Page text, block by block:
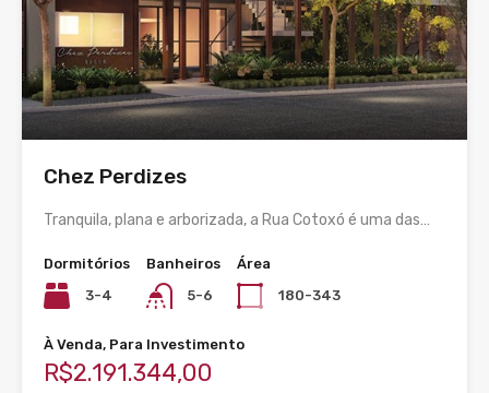
Chez Perdizes
Tranquila, plana e arborizada, a Rua Cotoxó é uma das…
Dormitórios
3-4
Banheiros
5-6
Área
180-343
À Venda, Para Investimento
R$2.191.344,00